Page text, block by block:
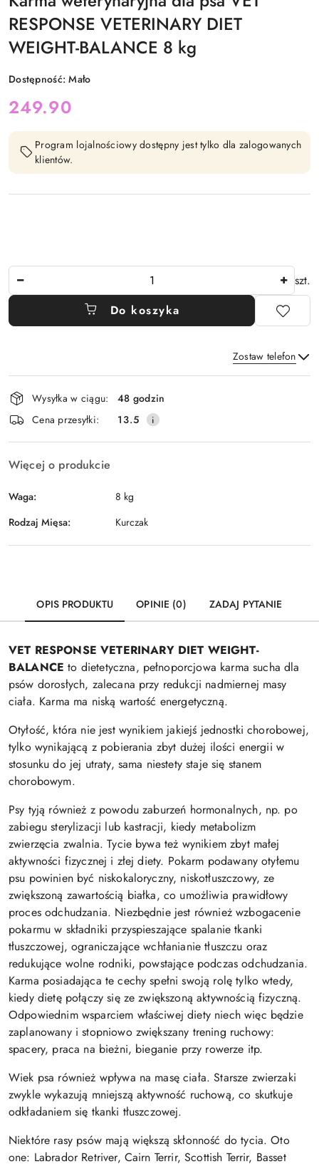
RESPONSE VETERINARY DIET
WEIGHT-BALANCE 8 kg
Dostępność:Mało
cena:
249.90
Program lojalnościowy dostępny jest tylko dla zalogowanych
klientów.
szt.
Do koszyka
Zostaw telefon
Wyślij
Dostępność
i
dostawa
Wysyłka w ciągu:
48 godzin
Cena przesyłki:
13.5
Więcej o produkcie
Waga:
8 kg
Rodzaj Mięsa:
Kurczak
OPIS PRODUKTU OPINIE (0) ZADAJ PYTANIE
VET RESPONSE VETERINARY DIET WEIGHT-
BALANCEto dietetyczna, pełnoporcjowa karma sucha dla
psów dorosłych, zalecana przy redukcji nadmiernej masy
ciała. Karma ma niską wartość energetyczną.
Otyłość, która nie jest wynikiem jakiejś jednostki chorobowej,
tylko wynikającą z pobierania zbyt dużej ilości energii w
stosunku do jej utraty, sama niestety staje się stanem
chorobowym.
Psy tyją również z powodu zaburzeń hormonalnych, np. po
zabiegu sterylizacji lub kastracji, kiedy metabolizm
zwierzęcia zwalnia. Tycie bywa też wynikiem zbyt małej
aktywności fizycznej i złej diety. Pokarm podawany otyłemu
psu powinien być niskokaloryczny, niskotłuszczowy, ze
zwiększoną zawartością białka, co umożliwia prawidłowy
proces odchudzania. Niezbędnie jest również wzbogacenie
pokarmu w składniki przyspieszające spalanie tkanki
tłuszczowej, ograniczające wchłanianie tłuszczu oraz
redukujące wolne rodniki, powstające podczas odchudzania.
Karma posiadająca te cechy spełni swoją rolę tylko wtedy,
kiedy dietę połączy się ze zwiększoną aktywnością fizyczną.
Odpowiednim wsparciem właściwej diety niech więc będzie
zaplanowany i stopniowo zwiększany trening ruchowy:
spacery, praca na bieżni, bieganie przy rowerze itp.
Wiek psa również wpływa na masę ciała. Starsze zwierzaki
zwykle wykazują mniejszą aktywność ruchową, co skutkuje
odkładaniem się tkanki tłuszczowej.
Niektóre rasy psów mają większą skłonność do tycia. Oto
one: Labrador Retriver, Cairn Terrir, Scottish Terrir, Basset